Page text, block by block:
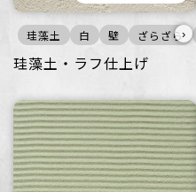
珪藻土 白 壁 ざらざら›
珪藻土・ラフ仕上げ